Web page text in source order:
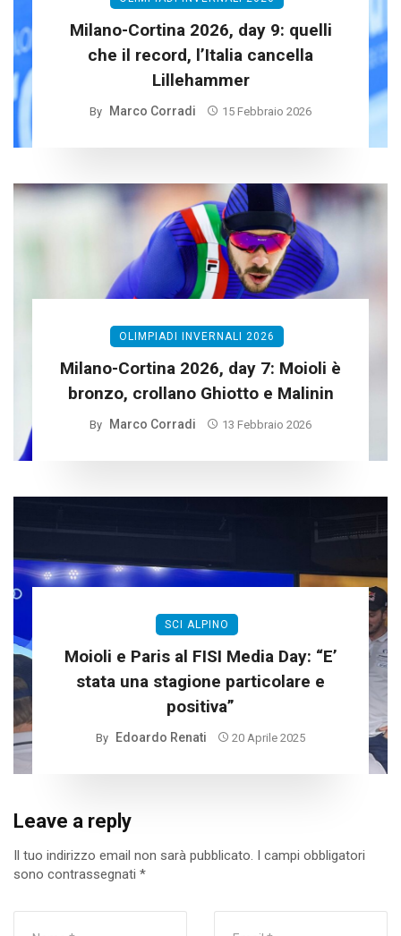
Milano-Cortina 2026, day 9: quelli
che il record, l’Italia cancella
Lillehammer
By Marco Corradi 15 Febbraio 2026
OLIMPIADI INVERNALI 2026
Milano-Cortina 2026, day 7: Moioli è
bronzo, crollano Ghiotto e Malinin
By Marco Corradi 13 Febbraio 2026
SCI ALPINO
Moioli e Paris al FISI Media Day: “E’
stata una stagione particolare e
positiva”
By Edoardo Renati 20 Aprile 2025
Leave a reply
Il tuo indirizzo email non sarà pubblicato. I campi obbligatori
sono contrassegnati *